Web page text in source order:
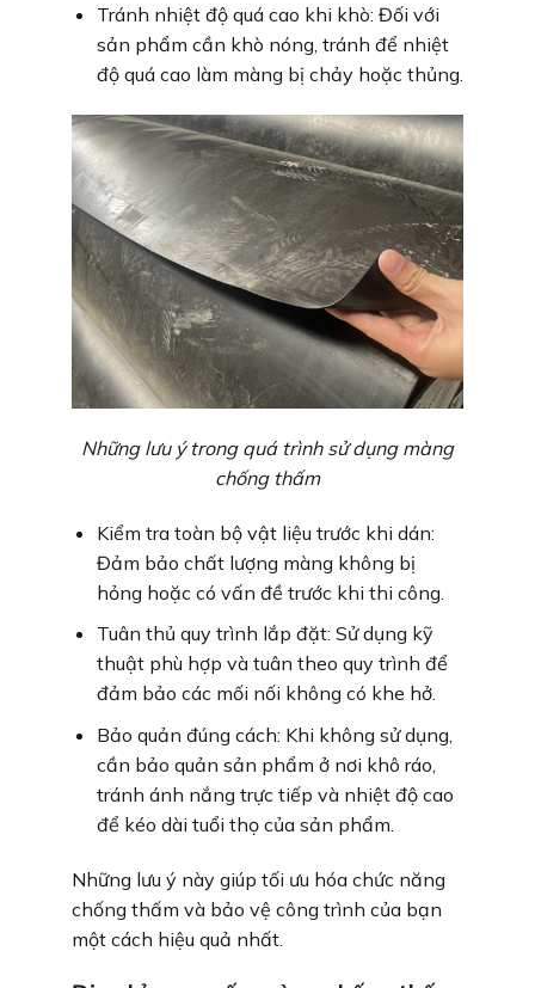
Tránh nhiệt độ quá cao khi khò: Đối với
sản phẩm cần khò nóng, tránh để nhiệt
độ quá cao làm màng bị chảy hoặc thủng.
Những lưu ý trong quá trình sử dụng màng
chống thấm
Kiểm tra toàn bộ vật liệu trước khi dán:
Đảm bảo chất lượng màng không bị
hỏng hoặc có vấn đề trước khi thi công.
Tuân thủ quy trình lắp đặt: Sử dụng kỹ
thuật phù hợp và tuân theo quy trình để
đảm bảo các mối nối không có khe hở.
Bảo quản đúng cách: Khi không sử dụng,
cần bảo quản sản phẩm ở nơi khô ráo,
tránh ánh nắng trực tiếp và nhiệt độ cao
để kéo dài tuổi thọ của sản phẩm.
Những lưu ý này giúp tối ưu hóa chức năng
chống thấm và bảo vệ công trình của bạn
một cách hiệu quả nhất.